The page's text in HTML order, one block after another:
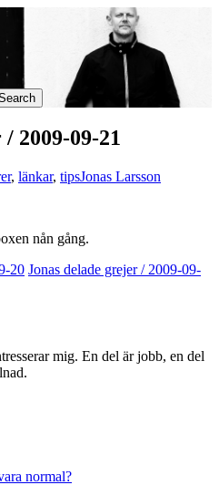
2009-09-21
, länkar, tipsJonas Larsson
nån gång.
20 Jonas delade grejer / 2009-09-
mig. En del är jobb, en del
normal?